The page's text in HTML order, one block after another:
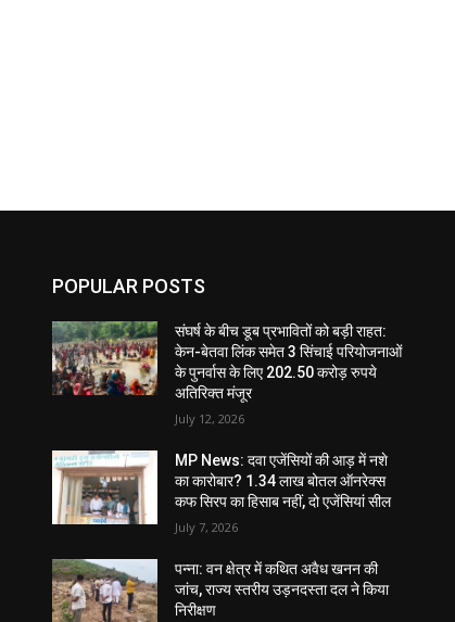
POPULAR POSTS
संघर्ष के बीच डूब प्रभावितों को बड़ी राहत:
केन-बेतवा लिंक समेत 3 सिंचाई परियोजनाओं
के पुनर्वास के लिए 202.50 करोड़ रुपये
अतिरिक्त मंजूर
July 12, 2026
MP News: दवा एजेंसियों की आड़ में नशे
का कारोबार? 1.34 लाख बोतल ऑनरेक्स
कफ सिरप का हिसाब नहीं, दो एजेंसियां सील
July 7, 2026
पन्ना: वन क्षेत्र में कथित अवैध खनन की
जांच, राज्य स्तरीय उड़नदस्ता दल ने किया
निरीक्षण